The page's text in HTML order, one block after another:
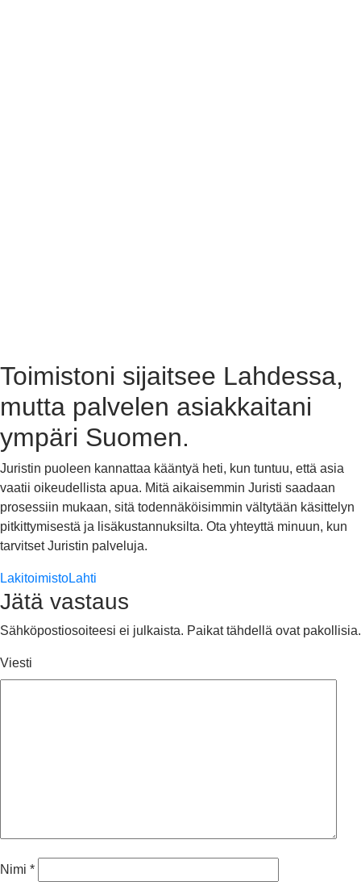
Toimistoni sijaitsee Lahdessa,
mutta palvelen asiakkaitani
ympäri Suomen.
Juristin puoleen kannattaa kääntyä heti, kun tuntuu, että asia
vaatii oikeudellista apua. Mitä aikaisemmin Juristi saadaan
prosessiin mukaan, sitä todennäköisimmin vältytään käsittelyn
pitkittymisestä ja lisäkustannuksilta. Ota yhteyttä minuun, kun
tarvitset Juristin palveluja.
LakitoimistoLahti
Jätä vastaus
Sähköpostiosoiteesi ei julkaista. Paikat tähdellä ovat pakollisia.
Viesti
Nimi *